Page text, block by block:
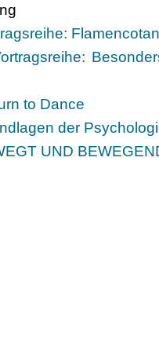
to Dance
der
UND